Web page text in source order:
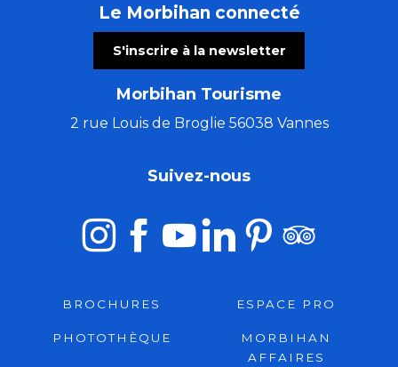
Le Morbihan connecté
S'inscrire à la newsletter
Morbihan Tourisme
2 rue Louis de Broglie 56038 Vannes
Suivez-nous
BROCHURES ESPACE PRO
PHOTOTHÈQUE
MORBIHAN
AFFAIRES